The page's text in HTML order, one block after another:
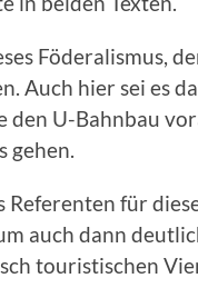
Föderalismus,
Auch hier sei es
U-Bahnbau
gehen.
Referenten für
auch dann
touristischen